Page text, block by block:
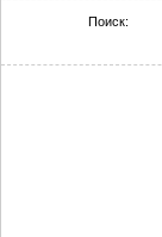
Поиск: